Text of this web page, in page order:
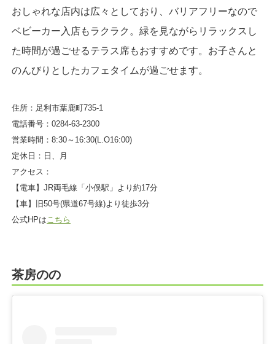
おしゃれな店内は広々としており、バリアフリーなので
ベビーカー入店もラクラク。緑を見ながらリラックスし
た時間が過ごせるテラス席もおすすめです。お子さんと
のんびりとしたカフェタイムが過ごせます。
住所：足利市葉鹿町735-1
電話番号：0284-63-2300
営業時間：8:30～16:30(L.O16:00)
定休日：日、月
アクセス：
【電車】JR両毛線「小俣駅」より約17分
【車】旧50号(県道67号線)より徒歩3分
公式HPはこちら
茶房のの